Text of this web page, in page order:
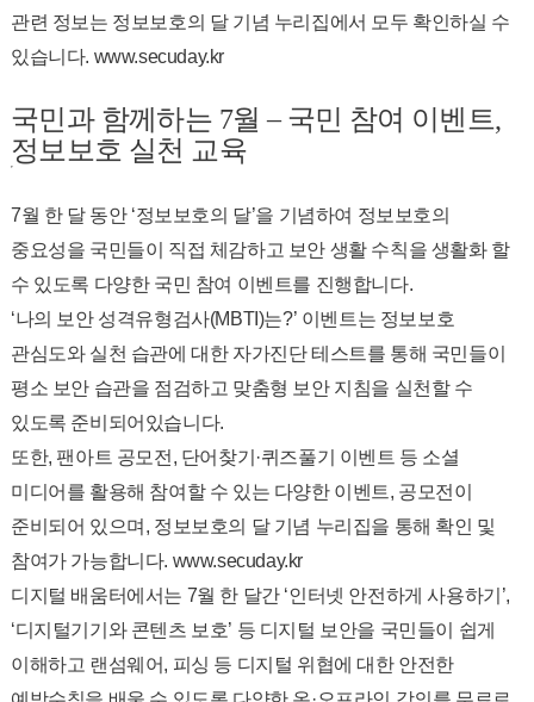
관련 정보는 정보보호의 달 기념 누리집에서 모두 확인하실 수
있습니다. www.secuday.kr
국민과 함께하는 7월 – 국민 참여 이벤트,
정보보호 실천 교육
7월 한 달 동안 ‘정보보호의 달’을 기념하여 정보보호의
중요성을 국민들이 직접 체감하고 보안 생활 수칙을 생활화 할
수 있도록 다양한 국민 참여 이벤트를 진행합니다.
‘나의 보안 성격유형검사(MBTI)는?’ 이벤트는 정보보호
관심도와 실천 습관에 대한 자가진단 테스트를 통해 국민들이
평소 보안 습관을 점검하고 맞춤형 보안 지침을 실천할 수
있도록 준비되어있습니다.
또한, 팬아트 공모전, 단어찾기·퀴즈풀기 이벤트 등 소셜
미디어를 활용해 참여할 수 있는 다양한 이벤트, 공모전이
준비되어 있으며, 정보보호의 달 기념 누리집을 통해 확인 및
참여가 가능합니다. www.secuday.kr
디지털 배움터에서는 7월 한 달간 ‘인터넷 안전하게 사용하기’,
‘디지털기기와 콘텐츠 보호’ 등 디지털 보안을 국민들이 쉽게
이해하고 랜섬웨어, 피싱 등 디지털 위협에 대한 안전한